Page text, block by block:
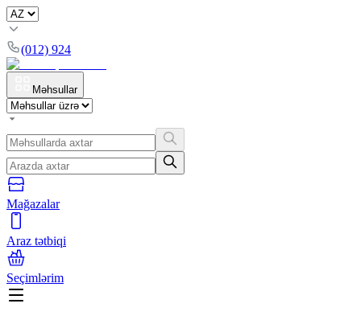
(012) 924
Məhsullar
Mağazalar
Araz tətbiqi
Seçimlərim